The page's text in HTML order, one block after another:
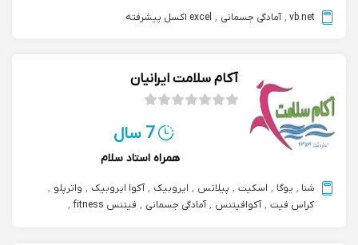
vb.net
, آمادگی جسمانی , excel اکسل پیشرفته
آکام سلامت ایرانیان
7 سال
همراه استاد سلام
شنا , یوگا , اسکیت , پیلاتس , ایروبیک , آکوا ایروبیک , واترپلو ,
کراس فیت , آکوافیتنس , آمادگی جسمانی , فیتنس fitness
,